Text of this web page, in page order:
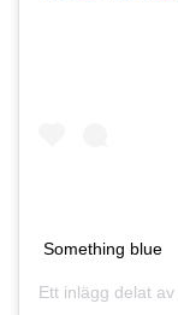
Something blue
Ett inlägg delat av